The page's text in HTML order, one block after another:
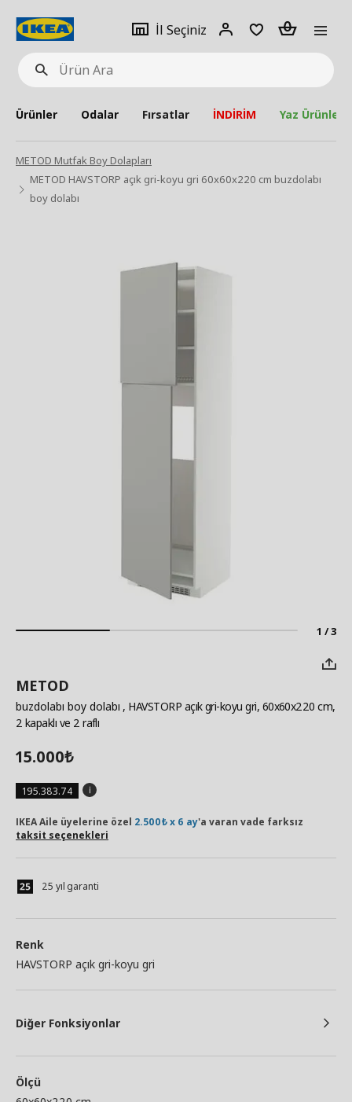
Ürün
Ara
İl Seçiniz
Giriş
Adet
Ürünler Odalar Fırsatlar İNDİRİM Yaz Ürünleri
METOD Mutfak Boy Dolapları
METOD HAVSTORP açık gri-koyu gri 60x60x220 cm buzdolabı
boy dolabı
1 / 3
METOD
buzdolabı boy dolabı , HAVSTORP açık gri-koyu gri, 60x60x220 cm,
2 kapaklı ve 2 raflı
15.000₺
195.383.74
IKEA Aile üyelerine özel 2.500₺ x 6 ay'a varan vade farksız
taksit seçenekleri
25 yıl garanti
Renk
HAVSTORP açık gri-koyu gri
Diğer Fonksiyonlar
Ölçü